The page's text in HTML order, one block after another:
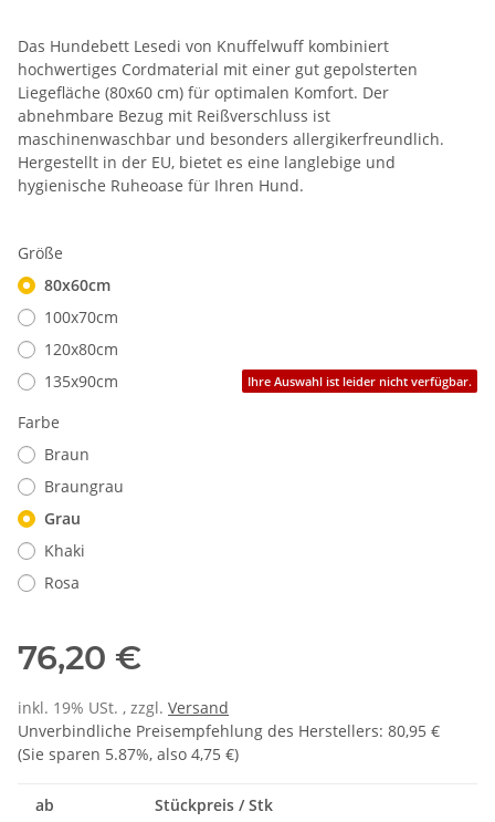
Das Hundebett Lesedi von Knuffelwuff kombiniert
hochwertiges Cordmaterial mit einer gut gepolsterten
Liegefläche (80x60 cm) für optimalen Komfort. Der
abnehmbare Bezug mit Reißverschluss ist
maschinenwaschbar und besonders allergikerfreundlich.
Hergestellt in der EU, bietet es eine langlebige und
hygienische Ruheoase für Ihren Hund.
Größe
80x60cm
100x70cm
120x80cm
135x90cm
Ihre Auswahl ist leider nicht verfügbar.
Farbe
Braun
Braungrau
Grau
Khaki
Rosa
76,20 €
inkl. 19% USt. , zzgl. Versand
Unverbindliche Preisempfehlung des Herstellers: 80,95 €
(Sie sparen 5.87%, also 4,75 €)
ab Stückpreis / Stk